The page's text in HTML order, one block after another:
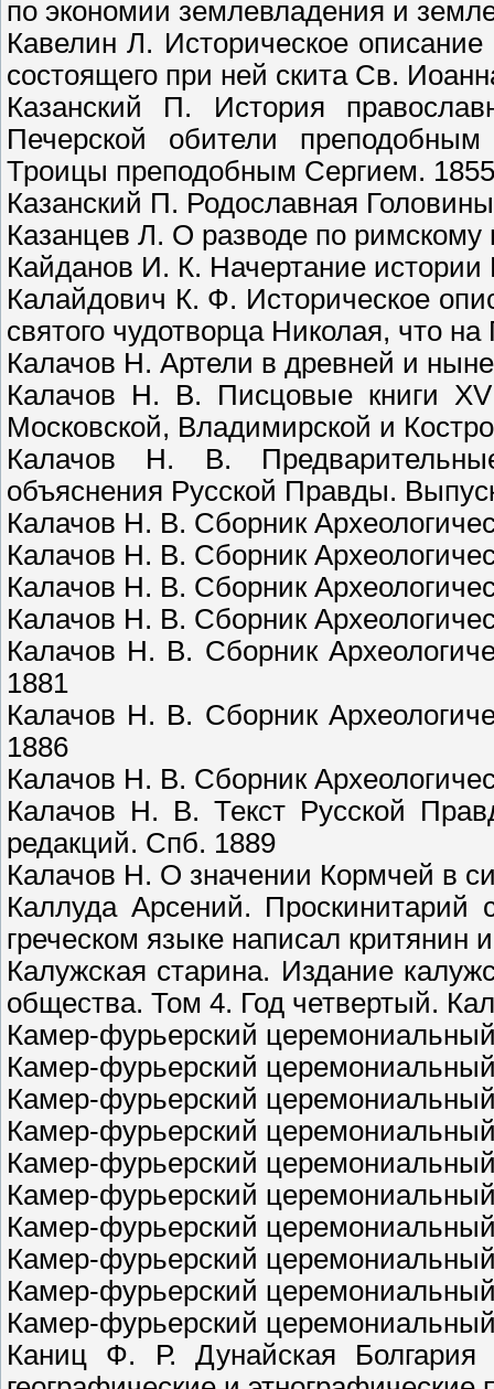
по экономии землевладения и
Кавелин Л. Историческое
состоящего при ней скита Св.
Казанский П. История
Печерской обители
Троицы преподобным Сергием. 1855
Казанский П. Родославная
Казанцев Л. О разводе по римскому
Кайданов И. К. Начертание истории
Калайдович К. Ф. Историческое
святого чудотворца Николая, что
Калачов Н. Артели в древней и
Калачов Н. В. Писцовые книги
Московской, Владимирской и
Калачов Н. В.
объяснения Русской Правды.
Калачов Н. В. Сборник
Калачов Н. В. Сборник
Калачов Н. В. Сборник
Калачов Н. В. Сборник
Калачов Н. В. Сборник
1881
Калачов Н. В. Сборник
1886
Калачов Н. В. Сборник
Калачов Н. В. Текст Русской
редакций. Спб. 1889
Калачов Н. О значении Кормчей в
Каллуда Арсений. Проскинитарий
греческом языке написал
Калужская старина. Издание
общества. Том 4. Год четвертый.
Камер-фурьерский
Камер-фурьерский
Камер-фурьерский
Камер-фурьерский
Камер-фурьерский
Камер-фурьерский
Камер-фурьерский
Камер-фурьерский
Камер-фурьерский
Камер-фурьерский
Каниц Ф. Р. Дунайская Болгария